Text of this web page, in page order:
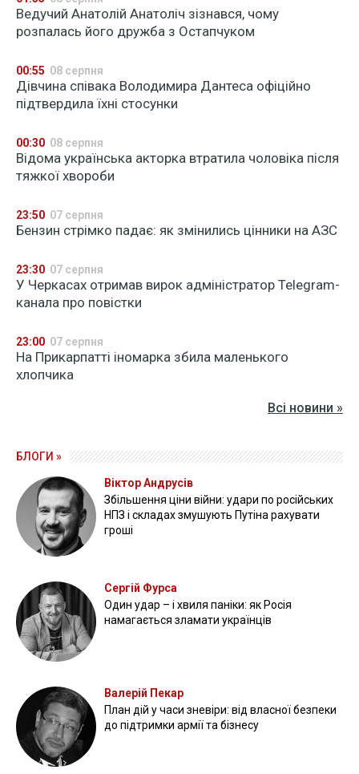
Ведучий Анатолій Анатоліч зізнався, чому
розпалась його дружба з Остапчуком
00:55 08 серпня
Дівчина співака Володимира Дантеса офіційно
підтвердила їхні стосунки
00:30 08 серпня
Відома українська акторка втратила чоловіка після
тяжкої хвороби
23:50 07 серпня
Бензин стрімко падає: як змінились цінники на АЗС
23:30 07 серпня
У Черкасах отримав вирок адміністратор Telegram-
канала про повістки
23:00 07 серпня
На Прикарпатті іномарка збила маленького
хлопчика
Всі новини »
БЛОГИ »
Віктор Андрусів
Збільшення ціни війни: удари по російських
НПЗ і складах змушують Путіна рахувати
гроші
Сергій Фурса
Один удар – і хвиля паніки: як Росія
намагається зламати українців
Валерій Пекар
План дій у часи зневіри: від власної безпеки
до підтримки армії та бізнесу